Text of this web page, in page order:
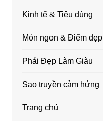
Kinh tế & Tiêu dùng
Món ngon & Điểm đẹp
Phái Đẹp Làm Giàu
Sao truyền cảm hứng
Trang chủ